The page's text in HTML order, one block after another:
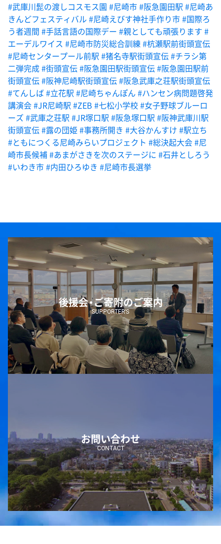
#武庫川髭の渡しコスモス園 #尼崎市#阪急園田駅 #尼崎あ
きんどフェスティバル #尼崎えびす神社手作り市#国際ろ
う者週間 #手話言語の国際デー #親としても頑張ります #
エーデルワイス #尼崎市防災総合訓練#杭瀬駅前街頭宣伝
#尼崎センタープール前駅 #猪名寺駅街頭宣伝#チラシ第
二弾完成#街頭宣伝#阪急園田駅街頭宣伝#阪急園田駅前
街頭宣伝#阪神尼崎駅街頭宣伝#阪急武庫之荘駅街頭宣伝
#てんしば#立花駅 #尼崎ちゃんぽん #ハンセン病問題啓発
講演会#JR尼崎駅 #ZEB #七松小学校#女子野球ブルーロ
ーズ #武庫之荘駅 #JR塚口駅 #阪急塚口駅 #阪神武庫川駅
街頭宣伝#露の団姫 #事務所開き #大谷かんすけ #駅立ち
#ともにつくる尼崎みらいプロジェクト #総決起大会#尼
崎市長候補#あまがさきを次のステージに #石井としろう
#いわき市#内田ひろゆき #尼崎市長選挙
後援会・ご寄附のご案内
SUPPORTER’S
お問い合わせ
CONTACT